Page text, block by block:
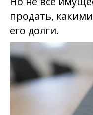
продать,
его долги.